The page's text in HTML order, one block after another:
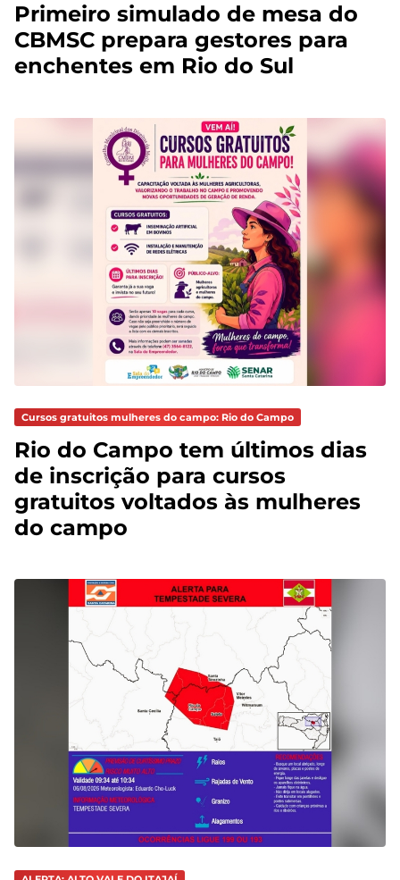
Primeiro simulado de mesa do
CBMSC prepara gestores para
enchentes em Rio do Sul
Cursos gratuitos mulheres do campo: Rio do Campo
Rio do Campo tem últimos dias
de inscrição para cursos
gratuitos voltados às mulheres
do campo